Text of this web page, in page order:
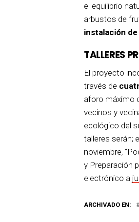
el equilibrio
arbustos de
instalación
TALLERES
El proyecto
través de
aforo máximo
vecinos y
ecológico del
talleres serán;
noviembre,
y Preparación
electrónico a
ARCHIVADO EN: